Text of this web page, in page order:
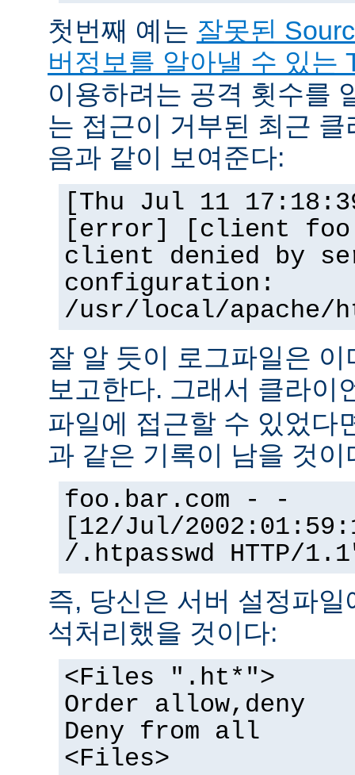
첫번째 예는 잘못된
버정보를 알아낼 수 있는
이용하려는 공격 횟수를
는 접근이 거부된 최근
음과 같이 보여준다:
[Thu Jul 11
[error] [client
client denied by
configuration:
/usr/local/apache/
잘 알 듯이 로그파일은
보고한다. 그래서 클라이
파일에 접근할 수 있었다
과 같은 기록이 남을 것이
foo.bar.com - -
[12/Jul/
/.htpasswd HTTP/
즉, 당신은 서버 설정파
석처리했을 것이다:
<Files ".ht*">
Order allow,deny
Deny from all
<Files>